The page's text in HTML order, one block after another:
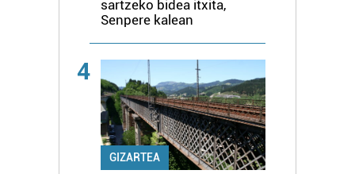
sartzeko bidea itxita,
Senpere kalean
4
GIZARTEA